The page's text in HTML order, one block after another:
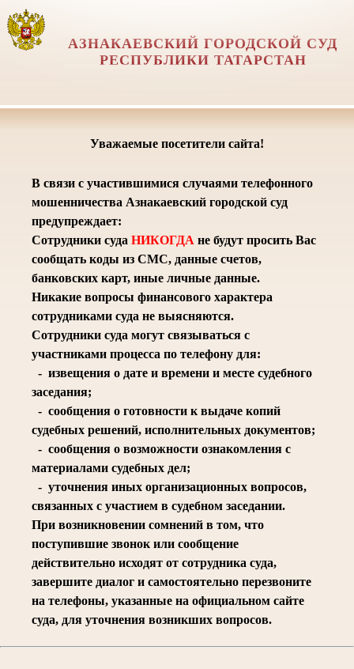
АЗНАКАЕВСКИЙ ГОРОДСКОЙ СУД
РЕСПУБЛИКИ ТАТАРСТАН
Уважаемые посетители сайта!
В связи с участившимися случаями телефонного
мошенничества Азнакаевский городской суд
предупреждает:
Сотрудники суда НИКОГДА не будут просить Вас
сообщать коды из СМС, данные счетов,
банковских карт, иные личные данные.
Никакие вопросы финансового характера
сотрудниками суда не выясняются.
Сотрудники суда могут связываться с
участниками процесса по телефону для:
- извещения о дате и времени и месте судебного
заседания;
- сообщения о готовности к выдаче копий
судебных решений, исполнительных документов;
- сообщения о возможности ознакомления с
материалами судебных дел;
- уточнения иных организационных вопросов,
связанных с участием в судебном заседании.
При возникновении сомнений в том, что
поступившие звонок или сообщение
действительно исходят от сотрудника суда,
завершите диалог и самостоятельно перезвоните
на телефоны, указанные на официальном сайте
суда, для уточнения возникших вопросов.